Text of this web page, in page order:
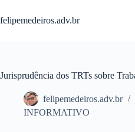
para
o
felipemedeiros.adv.br
Jurisprudência dos TRTs sobre
felipemedeiros.adv.br
INFORMATIVO